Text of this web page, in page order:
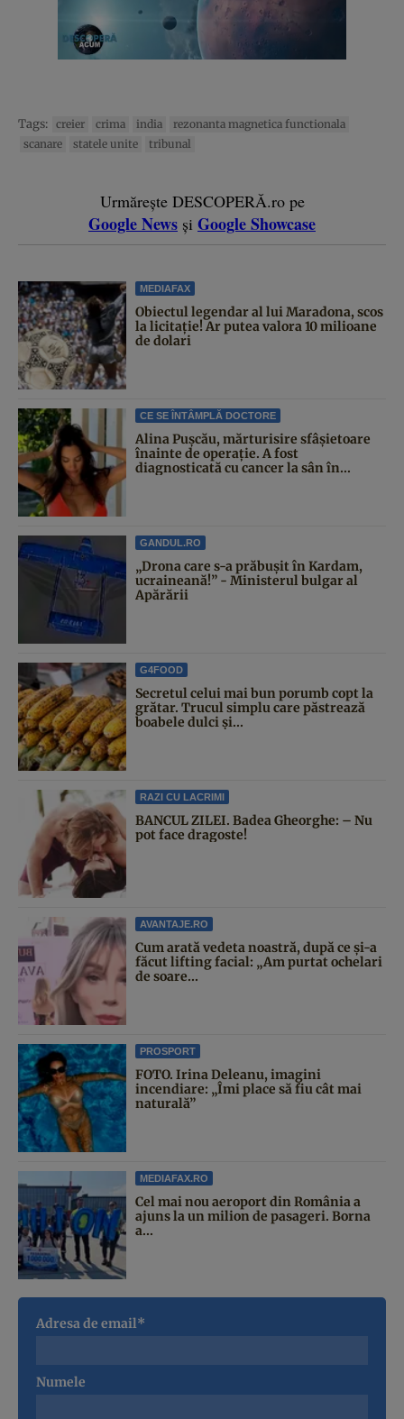
Tags: creier crima india
rezonanta magnetica functionala
scanare
statele unite tribunal
Urmărește DESCOPERĂ.ro pe
Google News și Google Showcase
MEDIAFAX
Obiectul legendar al lui Maradona, scos
la licitație! Ar putea valora 10 milioane
de dolari
CE SE ÎNTÂMPLĂ DOCTORE
Alina Pușcău, mărturisire sfâșietoare
înainte de operație. A fost
diagnosticată cu cancer la sân în...
GANDUL.RO
„Drona care s-a prăbușit în Kardam,
ucraineană!” - Ministerul bulgar al
Apărării
G4FOOD
Secretul celui mai bun porumb copt la
grătar. Trucul simplu care păstrează
boabele dulci și...
RAZI CU LACRIMI
BANCUL ZILEI. Badea Gheorghe: – Nu
pot face dragoste!
AVANTAJE.RO
Cum arată vedeta noastră, după ce și-a
făcut lifting facial: „Am purtat ochelari
de soare...
PROSPORT
FOTO. Irina Deleanu, imagini
incendiare: „Îmi place să fiu cât mai
naturală”
MEDIAFAX.RO
Cel mai nou aeroport din România a
ajuns la un milion de pasageri. Borna
a...
Adresa de email*
Numele